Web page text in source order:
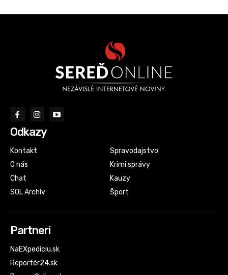
Odkazy
Kontakt
O nás
Chat
SOL Archív
Spravodajstvo
Krimi správy
Kauzy
Šport
Partneri
NaEXpedíciu.sk
Reportér24.sk